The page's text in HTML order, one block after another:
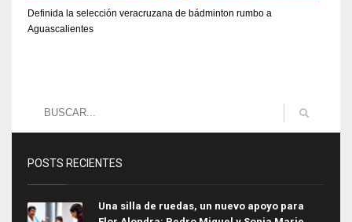
Definida la selección veracruzana de bádminton rumbo a
Aguascalientes
POSTS RECIENTES
Una silla de ruedas, un nuevo apoyo para